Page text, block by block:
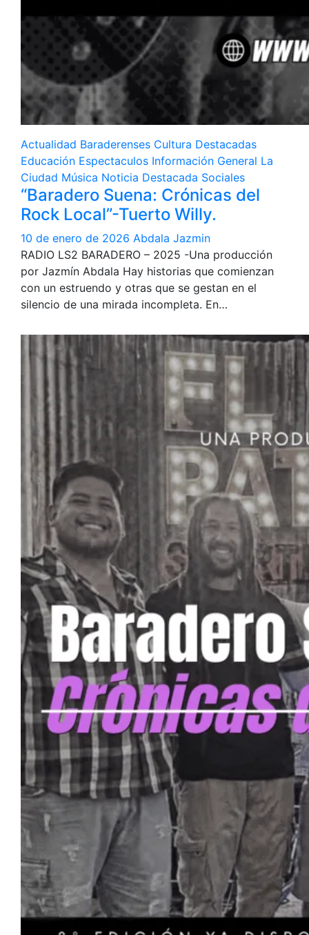
Actualidad Baraderenses Cultura Destacadas
Educación Espectaculos Información General La
Ciudad Música Noticia Destacada Sociales
“Baradero Suena: Crónicas del
Rock Local”-Tuerto Willy.
10 de enero de 2026 Abdala Jazmin
RADIO LS2 BARADERO – 2025 -Una producción
por Jazmín Abdala Hay historias que comienzan
con un estruendo y otras que se gestan en el
silencio de una mirada incompleta. En…